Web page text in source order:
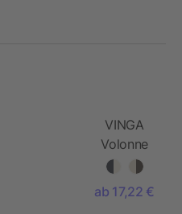
VINGA
Volonne
AWARE™
aus
ab 17,22 €